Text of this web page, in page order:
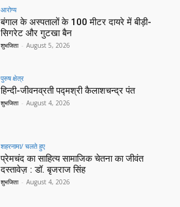
आरोग्य
बंगाल के अस्पतालों के 100 मीटर दायरे में बीड़ी-
सिगरेट और गुटखा बैन
शुभजिता - August 5, 2026
पुरुष क्षेत्र
हिन्‍दी-जीवनव्रती पद्मश्री कैलाशचन्‍द्र पंत
शुभजिता - August 4, 2026
शहरनामा/ चलते हुए
प्रेमचंद का साहित्य सामाजिक चेतना का जीवंत
दस्तावेज़ : डॉ. बृजराज सिंह
शुभजिता - August 4, 2026